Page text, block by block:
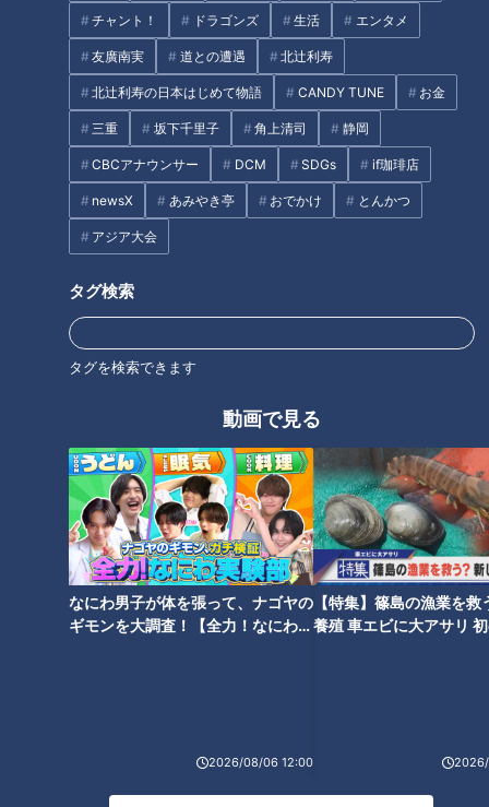
チャント！ ドラゴンズ 生活 エンタメ
友廣南実 道との遭遇 北辻利寿
北辻利寿の日本はじめて物語 CANDY TUNE お金
三重 坂下千里子 角上清司 静岡
CBCアナウンサー DCM SDGs if珈琲店
newsX あみやき亭 おでかけ とんかつ
アジア大会
タグ検索
タグを検索できます
動画で見る
なにわ男子が体を張って、ナゴヤの
ギモンを大調査！【全力！なにわ実
2026/08/06 12:00
【特集】篠島の漁業を救
養殖 車エビに大アサリ
健康 筧利夫 西尾由佳理
オススメ関連コンテンツ
賢く食べて健康効果UP 東京
湾！今が旬の魚介類
夏に食べたい！健康パワー盛り
血液ドロドロ血管カチコチ撃退
夏にオススメのネバネバ食材